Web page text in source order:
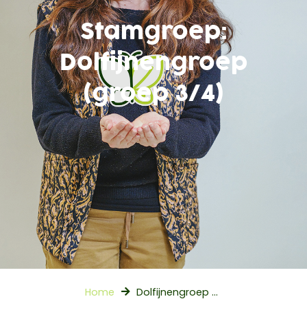
Stamgroep:
Dolfijnengroep
(groep 3/4)
Home Dolfijnengroep (groep 3/4)